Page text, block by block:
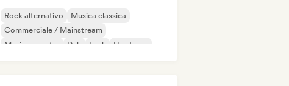
Rock alternativo
Musica classica
Commerciale / Mainstream
Musica country
Dub Funk
Hardcore